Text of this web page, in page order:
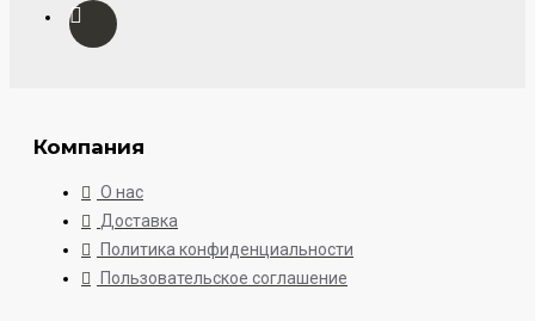
Компания
О нас
Доставка
Политика конфиденциальности
Пользовательское соглашение